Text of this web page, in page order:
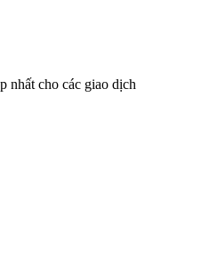
nhất cho các giao dịch